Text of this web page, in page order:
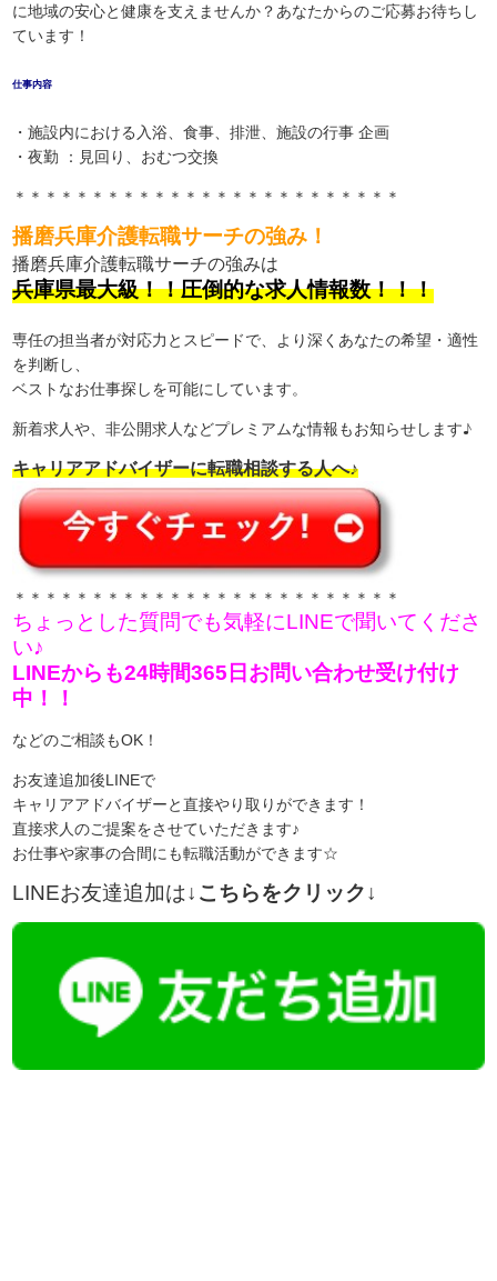
に地域の安心と健康を支えませんか？あなたからのご応募お待ちし
ています！
仕事内容
・施設内における入浴、食事、排泄、施設の行事 企画
・夜勤 ：見回り、おむつ交換
＊＊＊＊＊＊＊＊＊＊＊＊＊＊＊＊＊＊＊＊＊＊＊＊＊
播磨兵庫介護転職サーチの強み！
播磨兵庫介護転職サーチの強みは
兵庫県最大級！！圧倒的な求人情報数！！！
専任の担当者が対応力とスピードで、より深くあなたの希望・適性
を判断し、
ベストなお仕事探しを可能にしています。
新着求人や、非公開求人などプレミアムな情報もお知らせします♪
キャリアアドバイザーに転職相談する人へ♪
＊＊＊＊＊＊＊＊＊＊＊＊＊＊＊＊＊＊＊＊＊＊＊＊＊
ちょっとした質問でも気軽にLINEで聞いてくださ
い♪
LINEからも24時間365日お問い合わせ受け付け
中！！
などのご相談もOK！
お友達追加後LINEで
キャリアアドバイザーと直接やり取りができます！
直接求人のご提案をさせていただきます♪
お仕事や家事の合間にも転職活動ができます☆
LINEお友達追加は↓こちらをクリック↓